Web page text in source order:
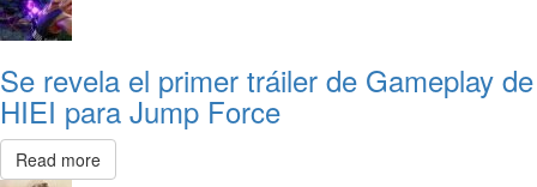
Se revela el primer tráiler de Gameplay de
HIEI para Jump Force
Read more